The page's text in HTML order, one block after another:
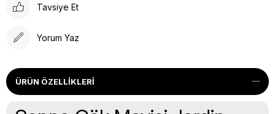
Tavsiye Et
Yorum Yaz
ÜRÜN ÖZELLIKLERI